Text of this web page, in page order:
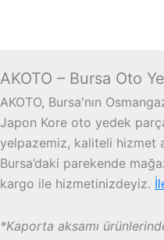
AKOTO – Bursa Oto
AKOTO, Bursa'nın
Japon Kore oto yedek
yelpazemiz, kaliteli hizmet
Bursa’daki parekende
kargo ile hizmetinizdeyiz.
*Kaporta aksamı